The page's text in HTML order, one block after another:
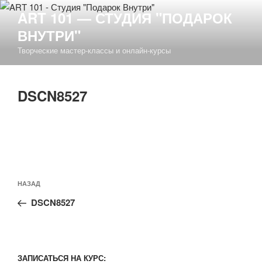
Перейти
содержимому
ART 101 — СТУДИЯ "ПОДАРОК
ВНУТРИ"
Творческие мастер-классы и онлайн-курсы
DSCN8527
по
записям
Предыдущая
запись:
НАЗАД
DSCN8527
ЗАПИСАТЬСЯ НА КУРС: